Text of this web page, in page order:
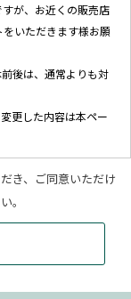
が、お近くの販売店
いただきます様お願
後は、通常よりも対
更した内容は本ペー
シー」に基づき、適
ームよりご入力いた
き、ご同意いただけ
。